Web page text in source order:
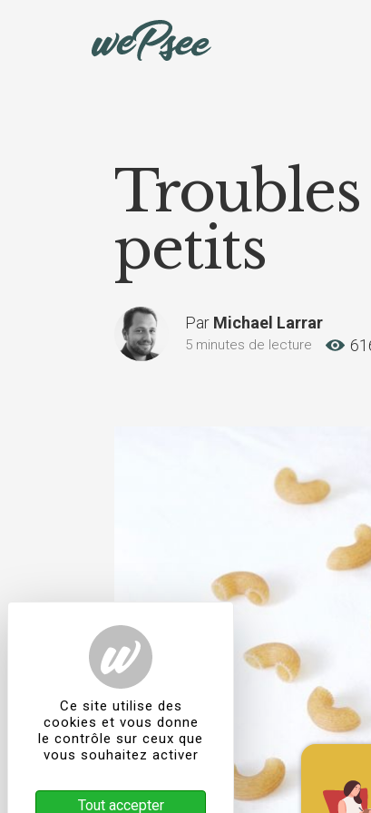
petits
Par Michael Larrar
5 minutes de lecture
Ce site utilise des
cookies et vous donne
le contrôle sur ceux que
vous souhaitez activer
Tout accepter